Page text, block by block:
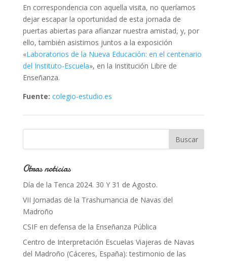
En correspondencia con aquella visita, no queríamos
dejar escapar la oportunidad de esta jornada de
puertas abiertas para afianzar nuestra amistad, y, por
ello, también asistimos juntos a la exposición
«Laboratorios de la Nueva Educación: en el centenario
del Instituto-Escuela», en la Institución Libre de
Enseñanza.
Fuente: colegio-estudio.es
Otras noticias
Día de la Tenca 2024. 30 Y 31 de Agosto.
VII Jornadas de la Trashumancia de Navas del
Madroño
CSIF en defensa de la Enseñanza Pública
Centro de Interpretación Escuelas Viajeras de Navas
del Madroño (Cáceres, España): testimonio de las